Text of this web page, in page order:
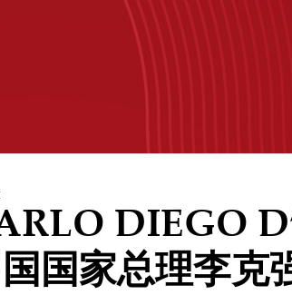
DIEGO
国家总理李克